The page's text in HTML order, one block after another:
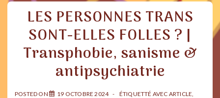
validisme
projet
fasciste
LES PERSONNES TRANS
SONT-ELLES FOLLES ? |
Transphobie, sanisme &
antipsychiatrie
POSTED ON 19 OCTOBRE 2024 ÉTIQUETTÉ AVEC ARTICLE,